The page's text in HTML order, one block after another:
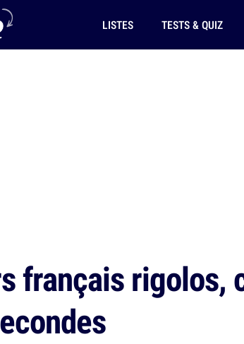
LISTES TESTS & QUIZ
français rigolos,